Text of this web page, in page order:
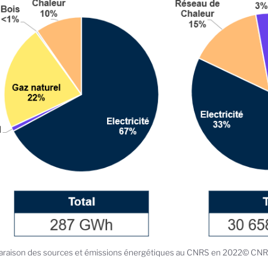
des sources et émissions énergétiques au CNRS en 2022©